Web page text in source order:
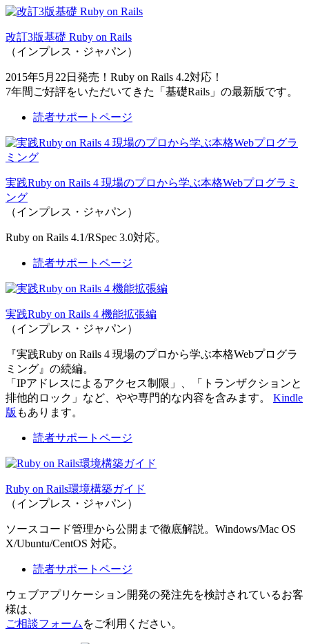
改訂3版基礎 Ruby on Rails
（インプレス・ジャパン）
2015年5月22日発売！Ruby on Rails 4.2対応！
7年間ご好評をいただいてきた「基礎Rails」の最新版です。
読者サポートページ
実践Ruby on Rails 4 現場のプロから学ぶ本格Webプログラミ
ング
（インプレス・ジャパン）
Ruby on Rails 4.1/RSpec 3.0対応。
読者サポートページ
実践Ruby on Rails 4 機能拡張編
（インプレス・ジャパン）
『実践Ruby on Rails 4 現場のプロから学ぶ本格Webプログラ
ミング』の続編。
「IPアドレスによるアクセス制限」、「トランザクションと
排他的ロック」など、やや専門的な内容を含みます。 Kindle
版 もあります。
読者サポートページ
Ruby on Rails環境構築ガイド
（インプレス・ジャパン）
ソースコード管理から公開まで徹底解説。Windows/Mac OS
X/Ubuntu/CentOS 対応。
読者サポートページ
ウェブアプリケーション開発の発注先を検討されているお客
様は、
ご相談フォーム をご利用ください。